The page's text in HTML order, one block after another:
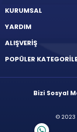
KURUMSAL
YARDIM
ALIŞVERİŞ
POPÜLER
Bizi Sosyal
© 2023